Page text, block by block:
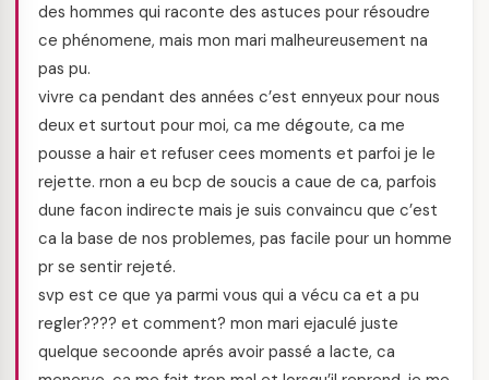
des hommes qui raconte des astuces pour résoudre
ce phénomene, mais mon mari malheureusement na
pas pu.
vivre ca pendant des années c’est ennyeux pour nous
deux et surtout pour moi, ca me dégoute, ca me
pousse a hair et refuser cees moments et parfoi je le
rejette. rnon a eu bcp de soucis a caue de ca, parfois
dune facon indirecte mais je suis convaincu que c’est
ca la base de nos problemes, pas facile pour un homme
pr se sentir rejeté.
svp est ce que ya parmi vous qui a vécu ca et a pu
regler???? et comment? mon mari ejaculé juste
quelque secoonde aprés avoir passé a lacte, ca